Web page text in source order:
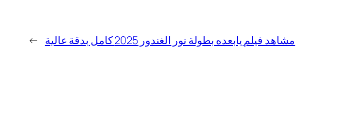
مشاهد فيلم يابعده بطولة نور الغندور 2025 كامل بدقة عالية →